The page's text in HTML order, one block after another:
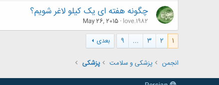
چگونه هفته ای یک کیلو لاغر شویم؟
love.1982
May 26, 2015
1
2
3
...
9 بعدی
انجمن پزشکی و سلامت پزشکی